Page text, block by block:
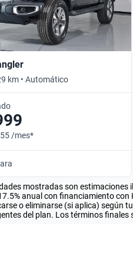
km • Automático
/mes*
mostradas son estimaciones
anual con financiamiento
o eliminarse (si aplica) según
del plan. Los términos